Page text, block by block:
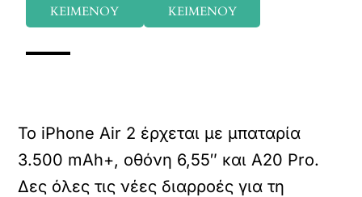
ΚΕΙΜΕΝΟΥ
ΚΕΙΜΕΝΟΥ
Το iPhone Air 2 έρχεται με μπαταρία
3.500 mAh+, οθόνη 6,55″ και A20 Pro.
Δες όλες τις νέες διαρροές για τη